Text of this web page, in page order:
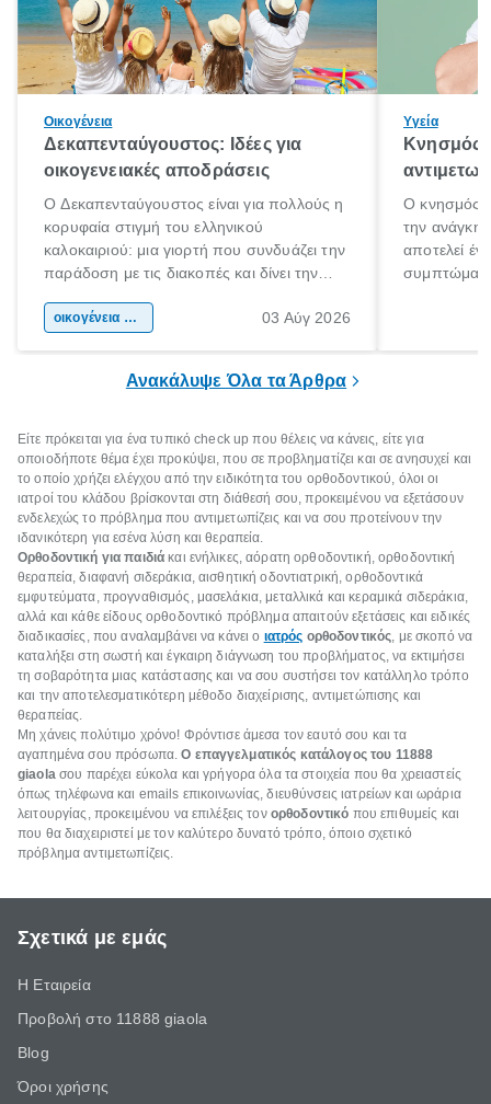
Οικογένεια
Δεκαπενταύγουστος: Ιδέες για
οικογενειακές αποδράσεις
Ο Δεκαπενταύγουστος είναι για πολλούς η
κορυφαία στιγμή του ελληνικού
καλοκαιριού: μια γιορτή που συνδυάζει την
παράδοση με τις διακοπές και δίνει την
χώρας. Είτε πρόκειται για λίγες μέρες
οικογένεια & παιδί 03 Αύγ 2026
Υγεία
Κνησμός:
Ο κνησμός
την ανάγκη
αποτελεί
Ανακάλυψε Όλα τα Άρθρα
Είτε πρόκειται για ένα τυπικό check up που θέλεις να κάνεις, είτε για
οποιοδήποτε θέμα έχει προκύψει, που σε προβληματίζει και σε ανησυχεί και
το οποίο χρήζει ελέγχου από την ειδικότητα του ορθοδοντικού, όλοι οι
ιατροί του κλάδου βρίσκονται στη διάθεσή σου, προκειμένου να εξετάσουν
ενδελεχώς το πρόβλημα που αντιμετωπίζεις και να σου προτείνουν την
ιδανικότερη για εσένα λύση και θεραπεία.
Ορθοδοντική για παιδιά και ενήλικες, αόρατη ορθοδοντική, ορθοδοντική
θεραπεία, διαφανή σιδεράκια, αισθητική οδοντιατρική, ορθοδοντικά
εμφυτεύματα, προγναθισμός, μασελάκια, μεταλλικά και κεραμικά σιδεράκια,
αλλά και κάθε είδους ορθοδοντικό πρόβλημα απαιτούν εξετάσεις και ειδικές
διαδικασίες, που αναλαμβάνει να κάνει ο ιατρός ορθοδοντικός, με σκοπό να
καταλήξει στη σωστή και έγκαιρη διάγνωση του προβλήματος, να εκτιμήσει
τη σοβαρότητα μιας κατάστασης και να σου συστήσει τον κατάλληλο τρόπο
και την αποτελεσματικότερη μέθοδο διαχείρισης, αντιμετώπισης και
θεραπείας.
Μη χάνεις πολύτιμο χρόνο! Φρόντισε άμεσα τον εαυτό σου και τα
αγαπημένα σου πρόσωπα.Ο επαγγελματικός κατάλογος του 11888
giaolaσου παρέχει εύκολα και γρήγορα όλα τα στοιχεία που θα χρειαστείς
όπως τηλέφωνα και emails επικοινωνίας, διευθύνσεις ιατρείων και ωράρια
λειτουργίας, προκειμένου να επιλέξεις τον ορθοδοντικό που επιθυμείς και
που θα διαχειριστεί με τον καλύτερο δυνατό τρόπο, όποιο σχετικό
πρόβλημα αντιμετωπίζεις.
Σχετικά με εμάς
Η Εταιρεία
Προβολή στο 11888 giaola
Blog
Όροι χρήσης